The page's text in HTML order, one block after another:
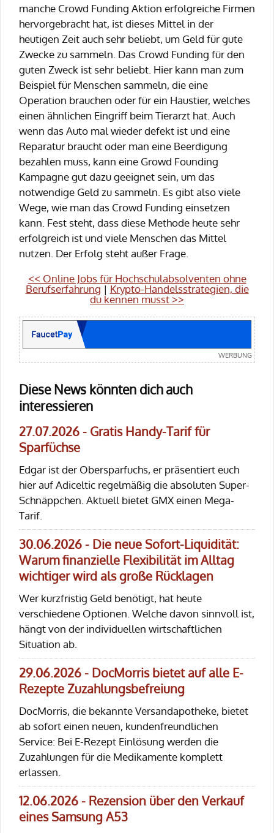
manche Crowd Funding Aktion erfolgreiche Firmen
hervorgebracht hat, ist dieses Mittel in der
heutigen Zeit auch sehr beliebt, um Geld für gute
Zwecke zu sammeln. Das Crowd Funding für den
guten Zweck ist sehr beliebt. Hier kann man zum
Beispiel für Menschen sammeln, die eine
Operation brauchen oder für ein Haustier, welches
einen ähnlichen Eingriff beim Tierarzt hat. Auch
wenn das Auto mal wieder defekt ist und eine
Reparatur braucht oder man eine Beerdigung
bezahlen muss, kann eine Growd Founding
Kampagne gut dazu geeignet sein, um das
notwendige Geld zu sammeln. Es gibt also viele
Wege, wie man das Crowd Funding einsetzen
kann. Fest steht, dass diese Methode heute sehr
erfolgreich ist und viele Menschen das Mittel
nutzen. Der Erfolg steht außer Frage.
<< Online Jobs für Hochschulabsolventen ohne
Berufserfahrung | Krypto-Handelsstrategien, die
du kennen musst >>
Diese News könnten dich auch
interessieren
27.07.2026 - Gratis Handy-Tarif für
Sparfüchse
Edgar ist der Obersparfuchs, er präsentiert euch
hier auf Adiceltic regelmäßig die absoluten Super-
Schnäppchen. Aktuell bietet GMX einen Mega-
Tarif.
30.06.2026 - Die neue Sofort-Liquidität:
Warum finanzielle Flexibilität im Alltag
wichtiger wird als große Rücklagen
Wer kurzfristig Geld benötigt, hat heute
verschiedene Optionen. Welche davon sinnvoll ist,
hängt von der individuellen wirtschaftlichen
Situation ab.
29.06.2026 - DocMorris bietet auf alle E-
Rezepte Zuzahlungsbefreiung
DocMorris, die bekannte Versandapotheke, bietet
ab sofort einen neuen, kundenfreundlichen
Service: Bei E-Rezept Einlösung werden die
Zuzahlungen für die Medikamente komplett
erlassen.
12.06.2026 - Rezension über den Verkauf
eines Samsung A53